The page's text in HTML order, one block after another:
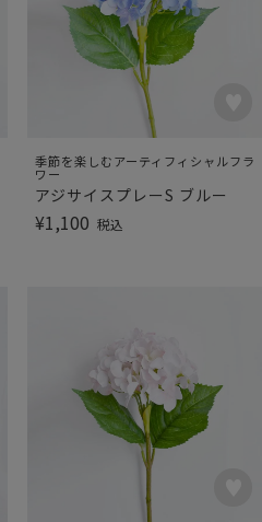
季節を楽しむアーティフィシャルフラ
ワー
アジサイスプレーS ブルー
¥1,100 税込